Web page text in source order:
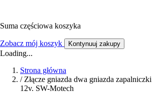
Suma częściowa koszyka
Zobacz mój koszyk Kontynuuj zakupy
Loading...
Strona główna
/ Złącze gniazda dwa gniazda
12v. SW-Motech